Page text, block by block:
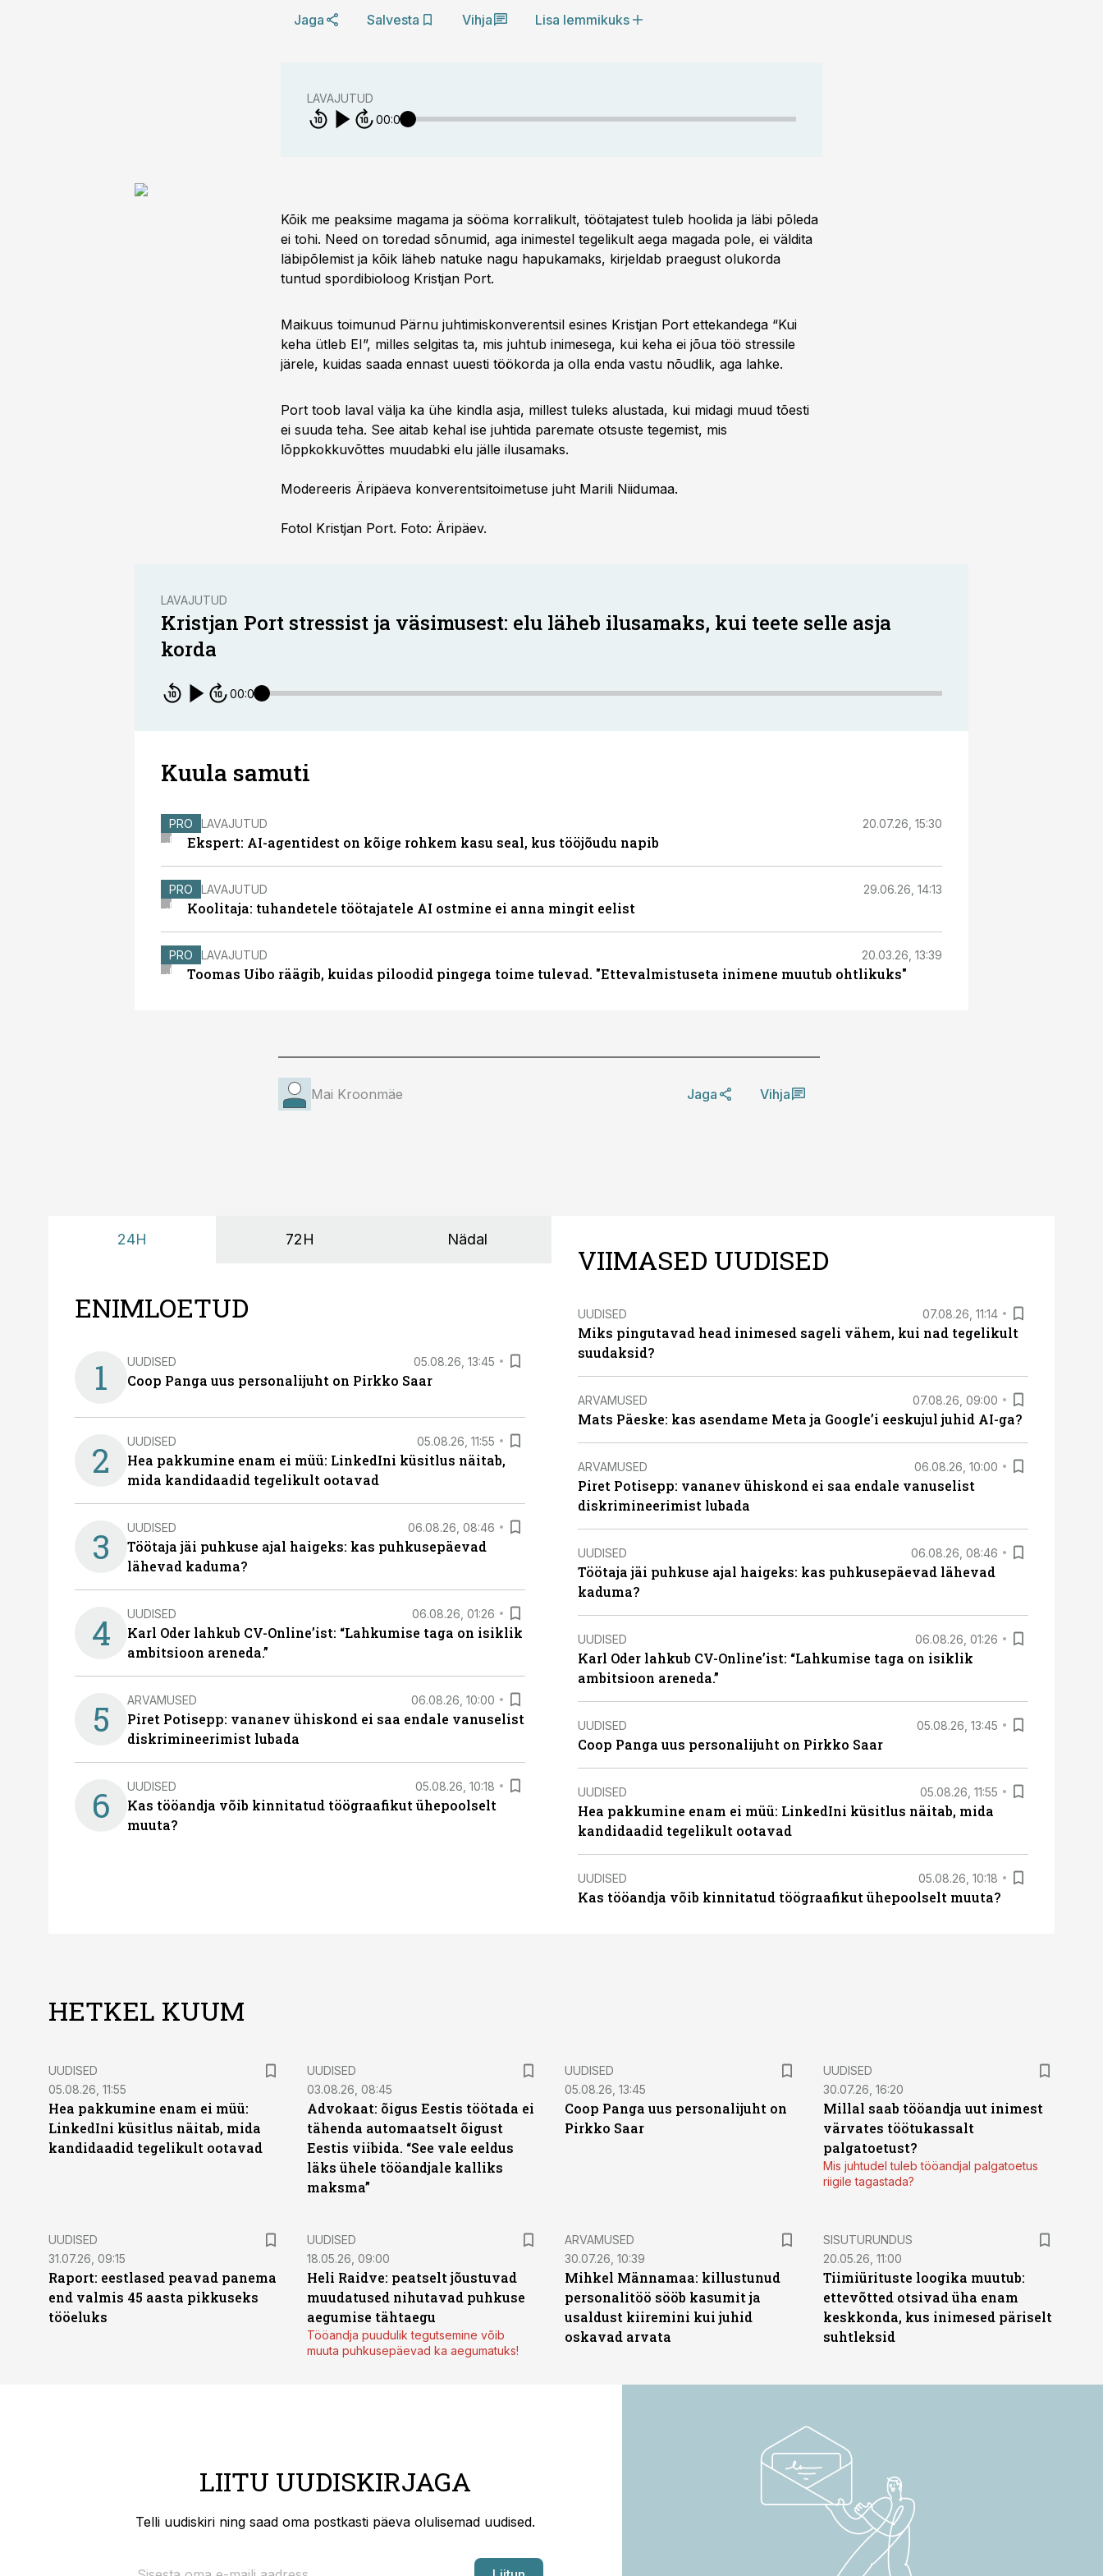
Jaga Salvesta Vihja Lisa lemmikuks
LAVAJUTUD
00:00
Kõik me peaksime magama ja sööma korralikult, töötajatest tuleb hoolida ja läbi põleda
ei tohi. Need on toredad sõnumid, aga inimestel tegelikult aega magada pole, ei väldita
läbipõlemist ja kõik läheb natuke nagu hapukamaks, kirjeldab praegust olukorda
tuntud spordibioloog Kristjan Port.
Maikuus toimunud Pärnu juhtimiskonverentsil esines Kristjan Port ettekandega “Kui
keha ütleb EI”, milles selgitas ta, mis juhtub inimesega, kui keha ei jõua töö stressile
järele, kuidas saada ennast uuesti töökorda ja olla enda vastu nõudlik, aga lahke.
Port toob laval välja ka ühe kindla asja, millest tuleks alustada, kui midagi muud tõesti
ei suuda teha. See aitab kehal ise juhtida paremate otsuste tegemist, mis
lõppkokkuvõttes muudabki elu jälle ilusamaks.
Modereeris Äripäeva konverentsitoimetuse juht Marili Niidumaa.
Fotol Kristjan Port. Foto: Äripäev.
LAVAJUTUD
Kristjan Port stressist ja väsimusest: elu läheb ilusamaks, kui teete selle asja
korda
00:00
Kuula samuti
PRO LAVAJUTUD 20.07.26, 15:30
Ekspert: AI-agentidest on kõige rohkem kasu seal, kus tööjõudu napib
PRO LAVAJUTUD 29.06.26, 14:13
Koolitaja: tuhandetele töötajatele AI ostmine ei anna mingit eelist
PRO LAVAJUTUD 20.03.26, 13:39
Toomas Uibo räägib, kuidas piloodid pingega toime tulevad. "Ettevalmistuseta inimene muutub ohtlikuks"
Mai Kroonmäe Jaga Vihja
24H 72H Nädal
ENIMLOETUD
1 UUDISED 05.08.26, 13:45
Coop Panga uus personalijuht on Pirkko Saar
2 UUDISED 05.08.26, 11:55
Hea pakkumine enam ei müü: LinkedIni küsitlus näitab,
mida kandidaadid tegelikult ootavad
3 UUDISED 06.08.26, 08:46
Töötaja jäi puhkuse ajal haigeks: kas puhkusepäevad
lähevad kaduma?
4 UUDISED 06.08.26, 01:26
Karl Oder lahkub CV-Online’ist: “Lahkumise taga on isiklik
ambitsioon areneda.”
5 ARVAMUSED 06.08.26, 10:00
Piret Potisepp: vananev ühiskond ei saa endale vanuselist
diskrimineerimist lubada
6 UUDISED 05.08.26, 10:18
Kas tööandja võib kinnitatud töögraafikut ühepoolselt
muuta?
VIIMASED UUDISED
UUDISED 07.08.26, 11:14
Miks pingutavad head inimesed sageli vähem, kui nad tegelikult
suudaksid?
ARVAMUSED 07.08.26, 09:00
Mats Päeske: kas asendame Meta ja Google’i eeskujul juhid AI-ga?
ARVAMUSED 06.08.26, 10:00
Piret Potisepp: vananev ühiskond ei saa endale vanuselist
diskrimineerimist lubada
UUDISED 06.08.26, 08:46
Töötaja jäi puhkuse ajal haigeks: kas puhkusepäevad lähevad
kaduma?
UUDISED 06.08.26, 01:26
Karl Oder lahkub CV-Online’ist: “Lahkumise taga on isiklik
ambitsioon areneda.”
UUDISED 05.08.26, 13:45
Coop Panga uus personalijuht on Pirkko Saar
UUDISED 05.08.26, 11:55
Hea pakkumine enam ei müü: LinkedIni küsitlus näitab, mida
kandidaadid tegelikult ootavad
UUDISED 05.08.26, 10:18
Kas tööandja võib kinnitatud töögraafikut ühepoolselt muuta?
HETKEL KUUM
UUDISED
05.08.26, 11:55
Hea pakkumine enam ei müü:
LinkedIni küsitlus näitab, mida
kandidaadid tegelikult ootavad
UUDISED
03.08.26, 08:45
Advokaat: õigus Eestis töötada ei
tähenda automaatselt õigust
Eestis viibida. “See vale eeldus
läks ühele tööandjale kalliks
maksma”
UUDISED
05.08.26, 13:45
Coop Panga uus personalijuht on
Pirkko Saar
UUDISED
30.07.26, 16:20
Millal saab tööandja uut inimest
värvates töötukassalt
palgatoetust?
Mis juhtudel tuleb tööandjal palgatoetus
riigile tagastada?
UUDISED
31.07.26, 09:15
Raport: eestlased peavad panema
end valmis 45 aasta pikkuseks
tööeluks
UUDISED
18.05.26, 09:00
Heli Raidve: peatselt jõustuvad
muudatused nihutavad puhkuse
aegumise tähtaegu
Tööandja puudulik tegutsemine võib
muuta puhkusepäevad ka aegumatuks!
ARVAMUSED
30.07.26, 10:39
Mihkel Männamaa: killustunud
personalitöö sööb kasumit ja
usaldust kiiremini kui juhid
oskavad arvata
ST
SISUTURUNDUS
20.05.26, 11:00
Tiimiürituste loogika muutub:
ettevõtted otsivad üha enam
keskkonda, kus inimesed päriselt
suhtleksid
LIITU UUDISKIRJAGA
Telli uudiskiri ning saad oma postkasti päeva olulisemad uudised.